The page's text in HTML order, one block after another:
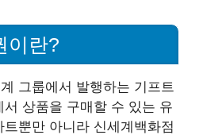
이란?
그룹에서 발행하는 기프트
상품을 구매할 수 있는 유
뿐만 아니라 신세계백화점